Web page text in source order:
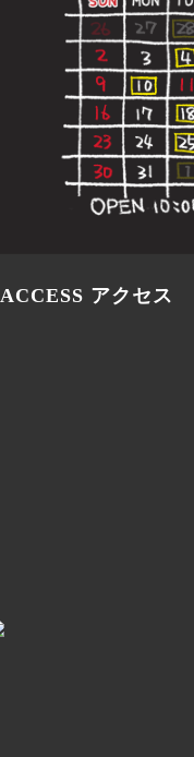
ACCESS アクセス